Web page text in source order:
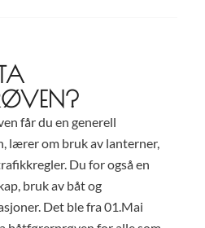
får du en generell
lærer om bruk av lanterner,
Du for også en
bruk av båt og
Det ble fra 01.Mai